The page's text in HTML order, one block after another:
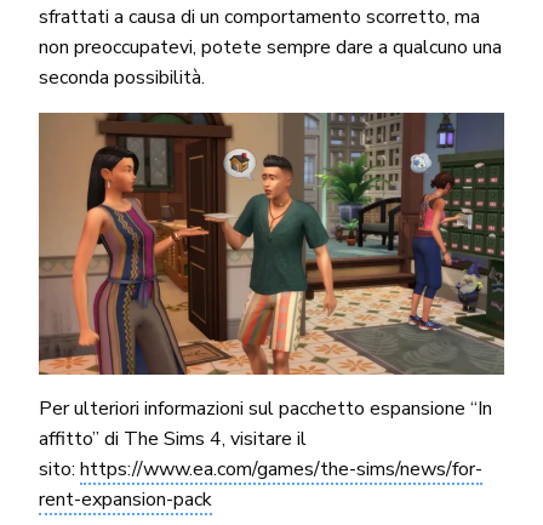
sfrattati a causa di un comportamento scorretto, ma
non preoccupatevi, potete sempre dare a qualcuno una
seconda possibilità.
Per ulteriori informazioni sul pacchetto espansione “In
affitto” di The Sims 4, visitare il
sito: https://www.ea.com/games/the-sims/news/for-
rent-expansion-pack